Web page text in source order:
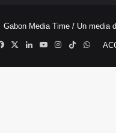
Gabon Media Time / Un media
Facebook
X LinkedinYouTubeInstagram
TikTok